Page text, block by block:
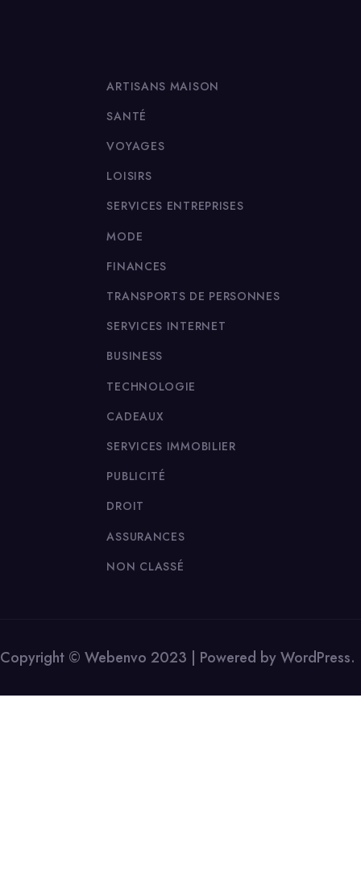
ARTISANS MAISON
SANTÉ
VOYAGES
LOISIRS
SERVICES ENTREPRISES
MODE
FINANCES
TRANSPORTS DE PERSONNES
SERVICES INTERNET
BUSINESS
TECHNOLOGIE
CADEAUX
SERVICES IMMOBILIER
PUBLICITÉ
DROIT
ASSURANCES
NON CLASSÉ
Copyright © Webenvo 2023 | Powered by WordPress.